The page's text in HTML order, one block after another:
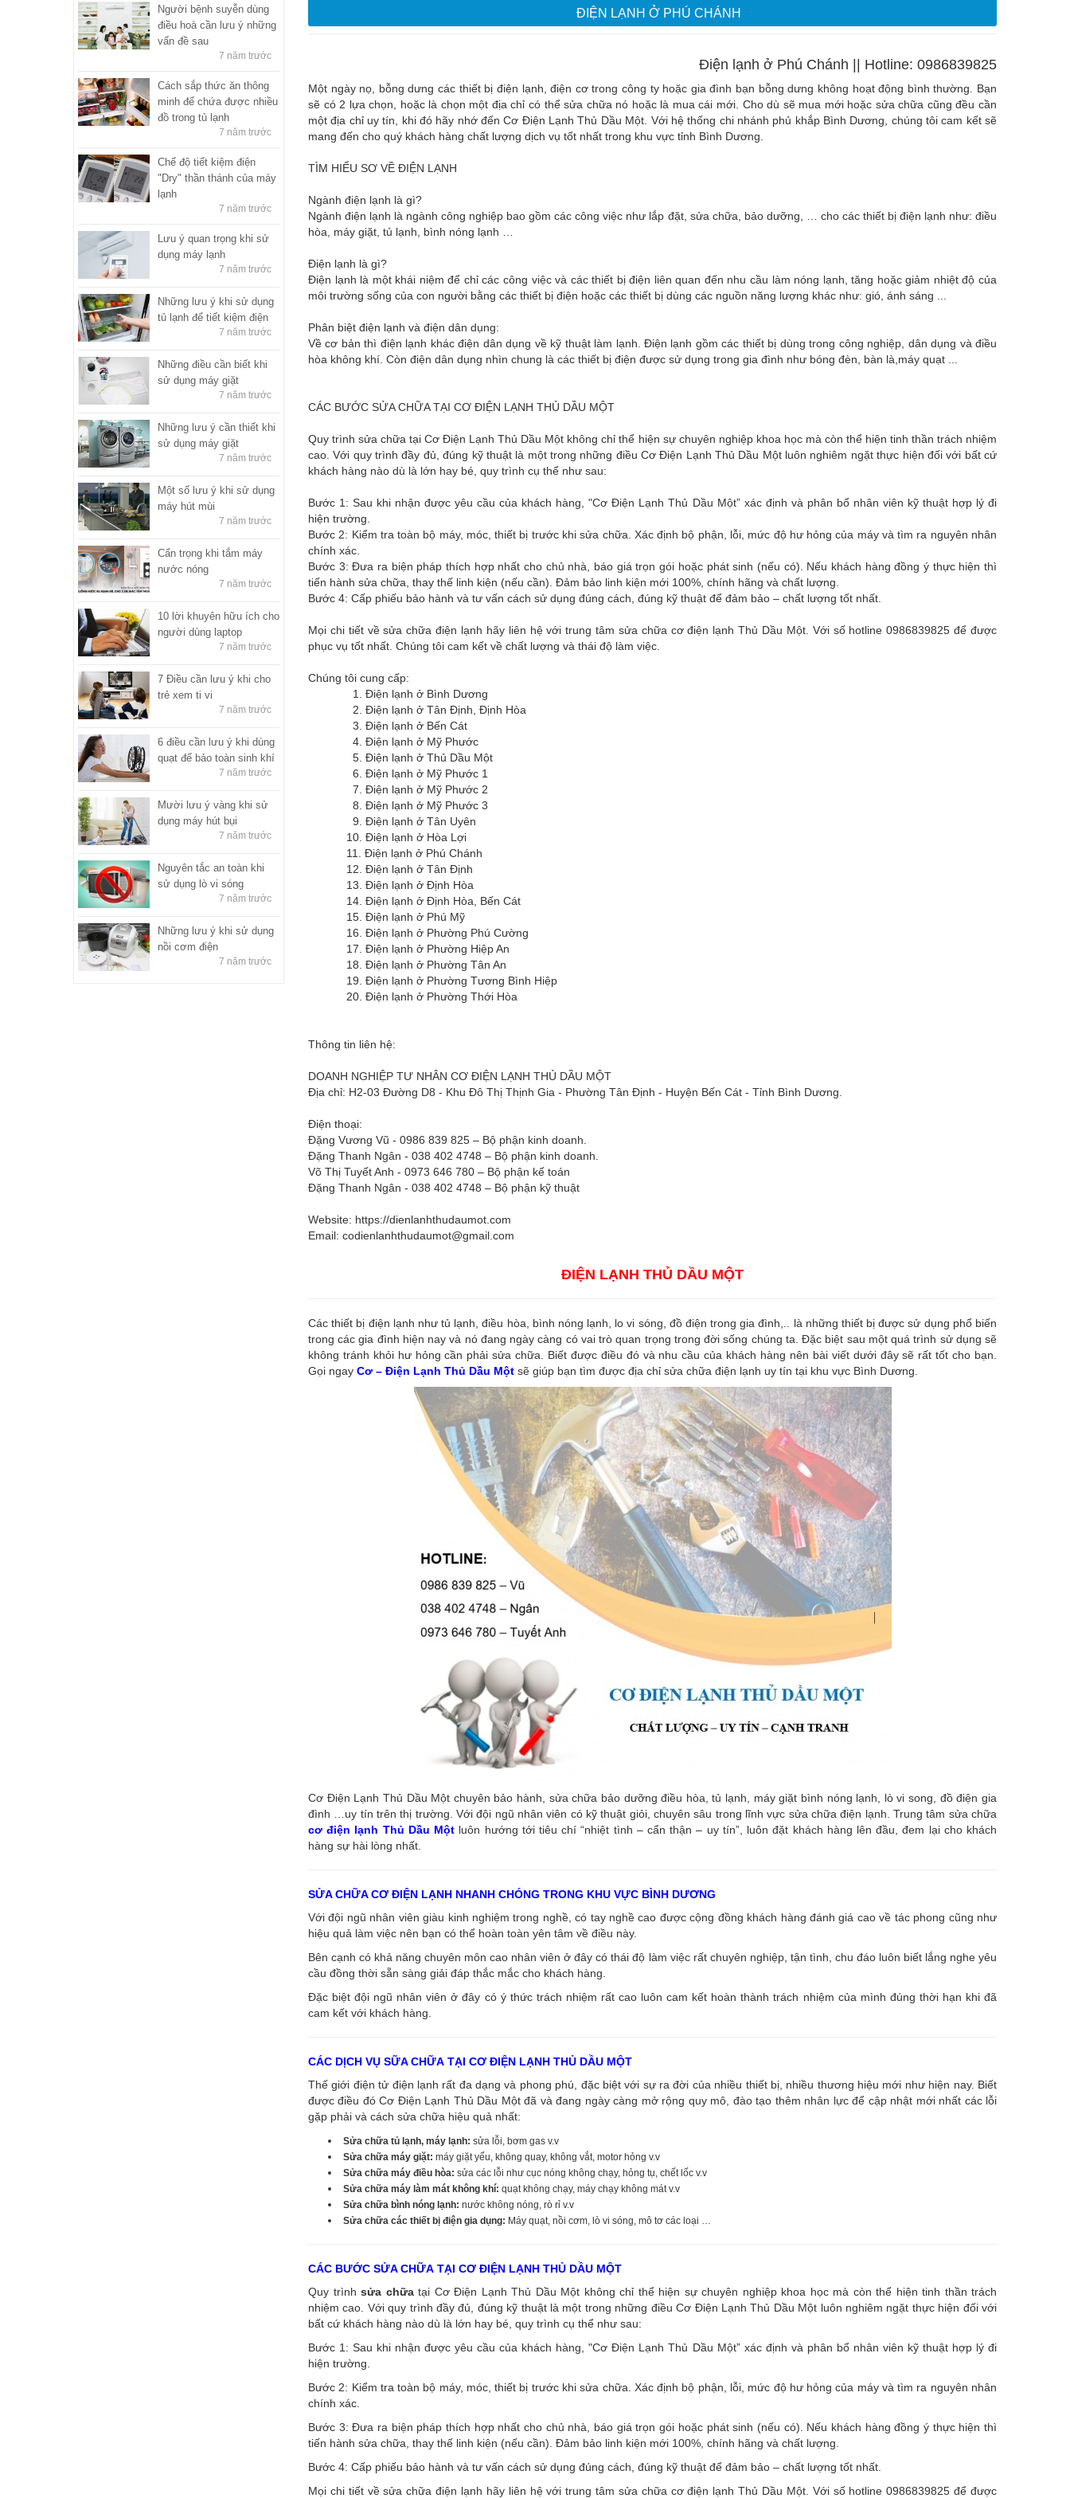
ĐIỆN LẠNH Ở PHÚ CHÁNH
Điện lạnh ở Phú Chánh || Hotline: 0986839825
Một ngày nọ, bỗng dưng các thiết bị điện lạnh, điện cơ trong công ty hoặc gia đình bạn bỗng dưng không hoạt động bình thường. Bạn
sẽ có 2 lựa chọn, hoặc là chọn một địa chỉ có thể sửa chữa nó hoặc là mua cái mới. Cho dù sẽ mua mới hoặc sửa chữa cũng đều cần
một địa chỉ uy tín, khi đó hãy nhớ đến Cơ Điện Lạnh Thủ Dầu Một. Với hệ thống chi nhánh phủ khắp Bình Dương, chúng tôi cam kết sẽ
mang đến cho quý khách hàng chất lượng dịch vụ tốt nhất trong khu vực tỉnh Bình Dương.
TÌM HIỂU SƠ VỀ ĐIỆN LẠNH
Ngành điện lạnh là gì?
Ngành điện lạnh là ngành công nghiệp bao gồm các công việc như lắp đặt, sửa chữa, bảo dưỡng, … cho các thiết bị điện lạnh như: điều
hòa, máy giặt, tủ lạnh, bình nóng lạnh …
Điện lạnh là gì?
Điện lạnh là một khái niệm để chỉ các công việc và các thiết bị điện liên quan đến nhu cầu làm nóng lạnh, tăng hoặc giảm nhiệt độ của
môi trường sống của con người bằng các thiết bị điện hoặc các thiết bị dùng các nguồn năng lượng khác như: gió, ánh sáng ...
Phân biệt điện lạnh và điện dân dụng:
Về cơ bản thì điện lạnh khác điện dân dụng về kỹ thuật làm lạnh. Điện lạnh gồm các thiết bị dùng trong công nghiệp, dân dụng và điều
hòa không khí. Còn điện dân dụng nhìn chung là các thiết bị điện được sử dụng trong gia đình như bóng đèn, bàn là,máy quạt ...
CÁC BƯỚC SỬA CHỮA TẠI CƠ ĐIỆN LẠNH THỦ DẦU MỘT
Quy trình sửa chữa tại Cơ Điện Lạnh Thủ Dầu Một không chỉ thể hiện sự chuyên nghiệp khoa học mà còn thể hiện tinh thần trách nhiệm
cao. Với quy trình đầy đủ, đúng kỹ thuật là một trong những điều Cơ Điện Lạnh Thủ Dầu Một luôn nghiêm ngặt thực hiện đối với bất cứ
khách hàng nào dù là lớn hay bé, quy trình cụ thể như sau:
Bước 1: Sau khi nhận được yêu cầu của khách hàng, "Cơ Điện Lạnh Thủ Dầu Một” xác định và phân bổ nhân viên kỹ thuật hợp lý đi
hiện trường.
Bước 2: Kiểm tra toàn bộ máy, móc, thiết bị trước khi sửa chữa. Xác định bộ phận, lỗi, mức độ hư hỏng của máy và tìm ra nguyên nhân
chính xác.
Bước 3: Đưa ra biện pháp thích hợp nhất cho chủ nhà, báo giá trọn gói hoặc phát sinh (nếu có). Nếu khách hàng đồng ý thực hiện thì
tiến hành sửa chữa, thay thế linh kiện (nếu cần). Đảm bảo linh kiện mới 100%, chính hãng và chất lượng.
Bước 4: Cấp phiếu bảo hành và tư vấn cách sử dụng đúng cách, đúng kỹ thuật để đảm bảo – chất lượng tốt nhất.
Mọi chi tiết về sửa chữa điện lạnh hãy liên hệ với trung tâm sửa chữa cơ điện lạnh Thủ Dầu Một. Với số hotline 0986839825 để được
phục vụ tốt nhất. Chúng tôi cam kết về chất lượng và thái độ làm việc.
Chúng tôi cung cấp:
1. Điện lạnh ở Bình Dương
2. Điện lạnh ở Tân Định, Định Hòa
3. Điện lạnh ở Bến Cát
4. Điện lạnh ở Mỹ Phước
5. Điện lạnh ở Thủ Dầu Một
6. Điện lạnh ở Mỹ Phước 1
7. Điện lạnh ở Mỹ Phước 2
8. Điện lạnh ở Mỹ Phước 3
9. Điện lạnh ở Tân Uyên
10. Điện lạnh ở Hòa Lợi
11. Điện lạnh ở Phú Chánh
12. Điện lạnh ở Tân Định
13. Điện lạnh ở Định Hòa
14. Điện lạnh ở Định Hòa, Bến Cát
15. Điện lạnh ở Phú Mỹ
16. Điện lạnh ở Phường Phú Cường
17. Điện lạnh ở Phường Hiệp An
18. Điện lạnh ở Phường Tân An
19. Điện lạnh ở Phường Tương Bình Hiệp
20. Điện lạnh ở Phường Thới Hòa
Thông tin liên hệ:
DOANH NGHIỆP TƯ NHÂN CƠ ĐIỆN LẠNH THỦ DẦU MỘT
Địa chỉ: H2-03 Đường D8 - Khu Đô Thị Thịnh Gia - Phường Tân Định - Huyện Bến Cát - Tỉnh Bình Dương.
Điện thoại:
Đặng Vương Vũ - 0986 839 825 – Bộ phận kinh doanh.
Đặng Thanh Ngân - 038 402 4748 – Bộ phận kinh doanh.
Võ Thị Tuyết Anh - 0973 646 780 – Bộ phận kế toán
Đặng Thanh Ngân - 038 402 4748 – Bộ phận kỹ thuật
Website: https://dienlanhthudaumot.com
Email: codienlanhthudaumot@gmail.com
ĐIỆN LẠNH THỦ DẦU MỘT
Các thiết bị điện lạnh như tủ lạnh, điều hòa, bình nóng lạnh, lo vi sóng, đồ điện trong gia đình,.. là những thiết bị được sử dụng phổ biến
trong các gia đình hiện nay và nó đang ngày càng có vai trò quan trọng trong đời sống chúng ta. Đặc biệt sau một quá trình sử dụng sẽ
không tránh khỏi hư hỏng cần phải sửa chữa. Biết được điều đó và nhu cầu của khách hàng nên bài viết dưới đây sẽ rất tốt cho bạn.
Gọi ngay Cơ – Điện Lạnh Thủ Dầu Một sẽ giúp bạn tìm được địa chỉ sửa chữa điện lạnh uy tín tại khu vực Bình Dương.
Cơ Điện Lạnh Thủ Dầu Một chuyên bảo hành, sửa chữa bảo dưỡng điều hòa, tủ lạnh, máy giặt bình nóng lạnh, lò vi song, đồ điện gia
đình …uy tín trên thị trường. Với đội ngũ nhân viên có kỹ thuật giỏi, chuyên sâu trong lĩnh vực sửa chữa điện lạnh. Trung tâm sửa chữa
cơ điện lạnh Thủ Dầu Một luôn hướng tới tiêu chí “nhiệt tình – cẩn thận – uy tín”, luôn đặt khách hàng lên đầu, đem lại cho khách
hàng sự hài lòng nhất.
SỬA CHỮA CƠ ĐIỆN LẠNH NHANH CHÓNG TRONG KHU VỰC BÌNH DƯƠNG
Với đội ngũ nhân viên giàu kinh nghiệm trong nghề, có tay nghề cao được cộng đồng khách hàng đánh giá cao về tác phong cũng như
hiệu quả làm việc nên bạn có thể hoàn toàn yên tâm về điều này.
Bên cạnh có khả năng chuyên môn cao nhân viên ở đây có thái độ làm việc rất chuyên nghiệp, tận tình, chu đáo luôn biết lắng nghe yêu
cầu đồng thời sẵn sàng giải đáp thắc mắc cho khách hàng.
Đặc biệt đội ngũ nhân viên ở đây có ý thức trách nhiệm rất cao luôn cam kết hoàn thành trách nhiệm của mình đúng thời hạn khi đã
cam kết với khách hàng.
CÁC DỊCH VỤ SỮA CHỮA TẠI CƠ ĐIỆN LẠNH THỦ DẦU MỘT
Thế giới điện tử điện lạnh rất đa dạng và phong phú, đặc biệt với sự ra đời của nhiều thiết bị, nhiều thương hiệu mới như hiện nay. Biết
được điều đó Cơ Điện Lạnh Thủ Dầu Một đã và đang ngày càng mở rộng quy mô, đào tạo thêm nhân lực để cập nhật mới nhất các lỗi
gặp phải và cách sửa chữa hiệu quả nhất:
Sửa chữa tủ lạnh, máy lạnh: sửa lỗi, bơm gas v.v
Sửa chữa máy giặt: máy giặt yếu, không quay, không vắt, motor hỏng v.v
Sửa chữa máy điều hòa: sửa các lỗi như cục nóng không chạy, hỏng tụ, chết lốc v.v
Sửa chữa máy làm mát không khí: quạt không chạy, máy chạy không mát v.v
Sửa chữa bình nóng lạnh: nước không nóng, rò rỉ v.v
Sửa chữa các thiết bị điện gia dụng: Máy quạt, nồi cơm, lò vi sóng, mô tơ các loại …
CÁC BƯỚC SỬA CHỮA TẠI CƠ ĐIỆN LẠNH THỦ DẦU MỘT
Quy trình sửa chữa tại Cơ Điện Lạnh Thủ Dầu Một không chỉ thể hiện sự chuyên nghiệp khoa học mà còn thể hiện tinh thần trách
nhiệm cao. Với quy trình đầy đủ, đúng kỹ thuật là một trong những điều Cơ Điện Lạnh Thủ Dầu Một luôn nghiêm ngặt thực hiện đối với
bất cứ khách hàng nào dù là lớn hay bé, quy trình cụ thể như sau:
Bước 1: Sau khi nhận được yêu cầu của khách hàng, "Cơ Điện Lạnh Thủ Dầu Một” xác định và phân bổ nhân viên kỹ thuật hợp lý đi
hiện trường.
Bước 2: Kiểm tra toàn bộ máy, móc, thiết bị trước khi sửa chữa. Xác định bộ phận, lỗi, mức độ hư hỏng của máy và tìm ra nguyên nhân
chính xác.
Bước 3: Đưa ra biện pháp thích hợp nhất cho chủ nhà, báo giá trọn gói hoặc phát sinh (nếu có). Nếu khách hàng đồng ý thực hiện thì
tiến hành sửa chữa, thay thế linh kiện (nếu cần). Đảm bảo linh kiện mới 100%, chính hãng và chất lượng.
Bước 4: Cấp phiếu bảo hành và tư vấn cách sử dụng đúng cách, đúng kỹ thuật để đảm bảo – chất lượng tốt nhất.
Mọi chi tiết về sửa chữa điện lạnh hãy liên hệ với trung tâm sửa chữa cơ điện lạnh Thủ Dầu Một. Với số hotline 0986839825 để được
Người bệnh suyễn dùng
điều hoà cần lưu ý những
vấn đề sau
7 năm trước
Cách sắp thức ăn thông
minh để chứa được nhiều
đồ trong tủ lạnh
7 năm trước
Chế độ tiết kiệm điện
"Dry" thần thánh của máy
lạnh
7 năm trước
Lưu ý quan trọng khi sử
dụng máy lạnh
7 năm trước
Những lưu ý khi sử dụng
tủ lạnh để tiết kiệm điện
7 năm trước
Những điều cần biết khi
sử dụng máy giặt
7 năm trước
Những lưu ý cần thiết khi
sử dụng máy giặt
7 năm trước
Một số lưu ý khi sử dụng
máy hút mùi
7 năm trước
Cẩn trọng khi tắm máy
nước nóng
7 năm trước
10 lời khuyên hữu ích cho
người dùng laptop
7 năm trước
7 Điều cần lưu ý khi cho
trẻ xem ti vi
7 năm trước
6 điều cần lưu ý khi dùng
quạt để bảo toàn sinh khí
7 năm trước
Mười lưu ý vàng khi sử
dụng máy hút bụi
7 năm trước
Nguyên tắc an toàn khi
sử dụng lò vi sóng
7 năm trước
Những lưu ý khi sử dụng
nồi cơm điện
7 năm trước